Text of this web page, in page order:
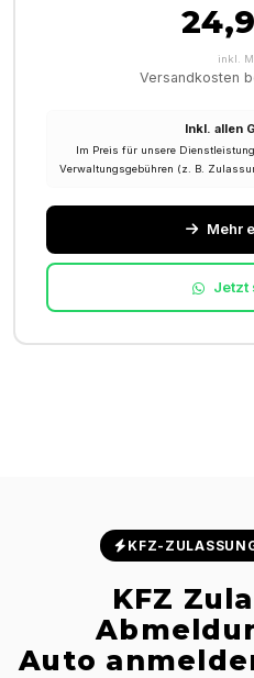
inkl.
Versandkosten
Inkl. allen
Im Preis für unsere
Verwaltungsgebühren (z. B.
Mehr
Jetzt
KFZ-
KFZ
Auto